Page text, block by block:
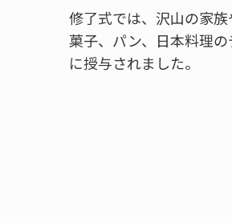
修了式では、沢山の家
菓子、パン、日本料理
に授与されました。